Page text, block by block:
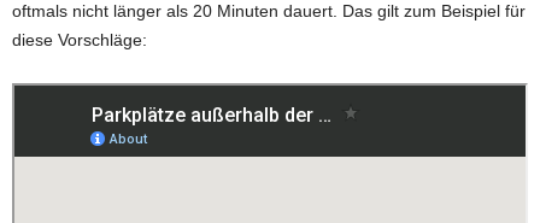
oftmals nicht länger als 20 Minuten dauert. Das gilt zum Beispiel für
diese Vorschläge: